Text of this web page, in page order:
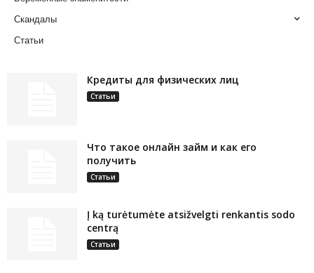
Скандалы
Статьи
Кредиты для физических лиц
Статьи
Что такое онлайн займ и как его
получить
Статьи
Į ką turėtumėte atsižvelgti renkantis sodo
centrą
Статьи